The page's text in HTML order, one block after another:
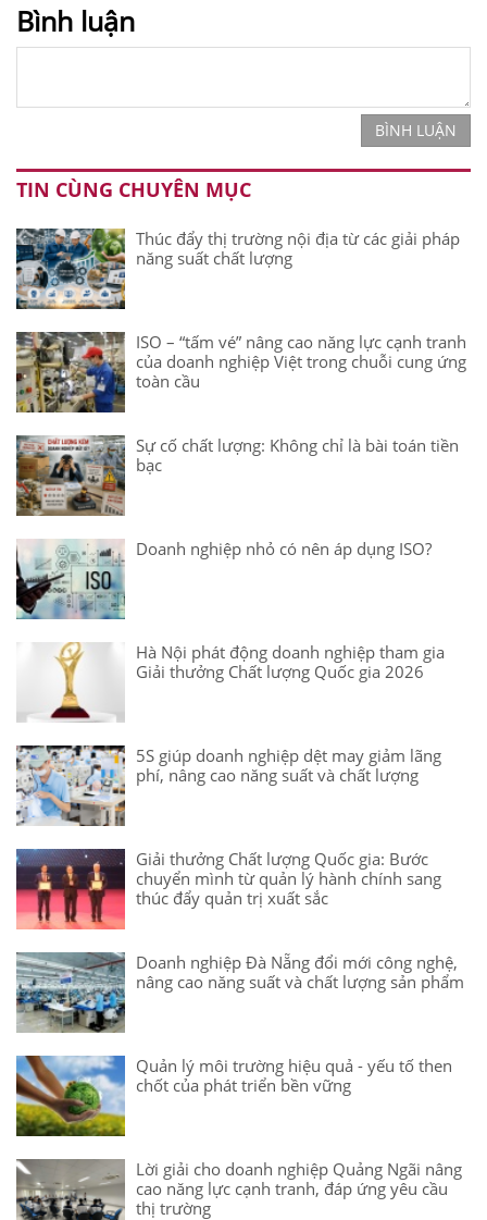
Bình luận
BÌNH LUẬN
TIN CÙNG CHUYÊN MỤC
Thúc đẩy thị trường nội địa từ các giải pháp
năng suất chất lượng
ISO – “tấm vé” nâng cao năng lực cạnh tranh
của doanh nghiệp Việt trong chuỗi cung ứng
toàn cầu
Sự cố chất lượng: Không chỉ là bài toán tiền
bạc
Doanh nghiệp nhỏ có nên áp dụng ISO?
Hà Nội phát động doanh nghiệp tham gia
Giải thưởng Chất lượng Quốc gia 2026
5S giúp doanh nghiệp dệt may giảm lãng
phí, nâng cao năng suất và chất lượng
Giải thưởng Chất lượng Quốc gia: Bước
chuyển mình từ quản lý hành chính sang
thúc đẩy quản trị xuất sắc
Doanh nghiệp Đà Nẵng đổi mới công nghệ,
nâng cao năng suất và chất lượng sản phẩm
Quản lý môi trường hiệu quả - yếu tố then
chốt của phát triển bền vững
Lời giải cho doanh nghiệp Quảng Ngãi nâng
cao năng lực cạnh tranh, đáp ứng yêu cầu
thị trường